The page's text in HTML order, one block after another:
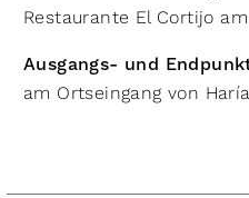
Restaurante El Cortijo
Ausgangs- und
am Ortseingang von Haría